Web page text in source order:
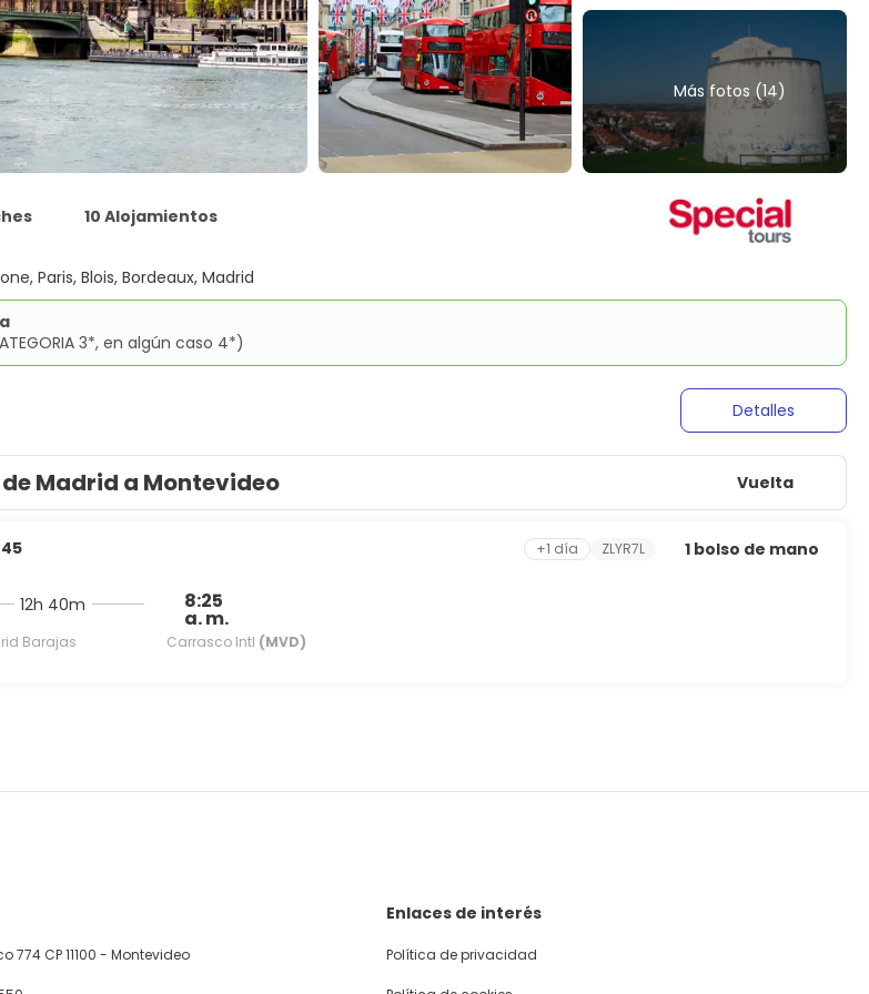
Más fotos (14)
10 Alojamientos
Paris, Blois, Bordeaux, Madrid
3*, en algún caso 4*)
Detalles
Madrid a Montevideo Vuelta
Barajas
12h 40m 8:25
a. m.
Carrasco Intl (MVD)
+1 día ZLYR7L 1 bolso de mano
774 CP 11100 - Montevideo
Enlaces de interés
Política de privacidad